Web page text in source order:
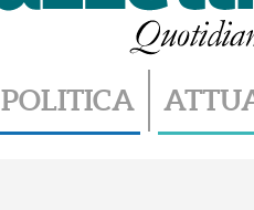
POLITICA